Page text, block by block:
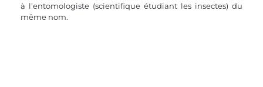
à l’entomologiste (scientifique étudiant les insectes) du
même nom.